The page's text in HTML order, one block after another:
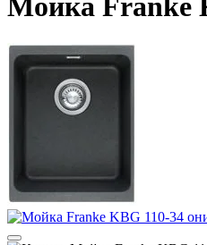
Мойка Franke